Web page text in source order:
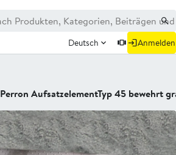
Deutsch Anmelden
Perron AufsatzelementTyp 45 bewehrt